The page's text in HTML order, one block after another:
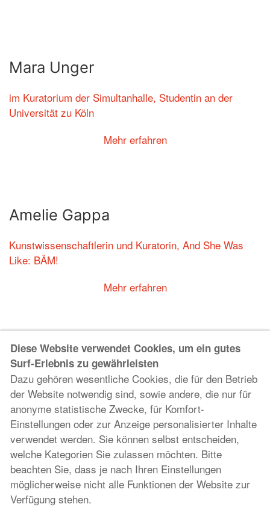
Mara Unger
im Kuratorium der Simultanhalle, Studentin an der
Universität zu Köln
Mehr erfahren
Amelie Gappa
Kunstwissenschaftlerin und Kuratorin, And She Was
Like: BÄM!
Mehr erfahren
Denise Martin
Grafikdesignerin und Szenenbildnerin, KISD Köln
Mehr erfahren
Mina Amiri
Diese Website verwendet Cookies, um ein gutes
Surf-Erlebnis zu gewährleisten
Dazu gehören wesentliche Cookies, die für den Betrieb
der Website notwendig sind, sowie andere, die nur für
anonyme statistische Zwecke, für Komfort-
Einstellungen oder zur Anzeige personalisierter Inhalte
verwendet werden. Sie können selbst entscheiden,
welche Kategorien Sie zulassen möchten. Bitte
beachten Sie, dass je nach Ihren Einstellungen
möglicherweise nicht alle Funktionen der Website zur
Verfügung stehen.